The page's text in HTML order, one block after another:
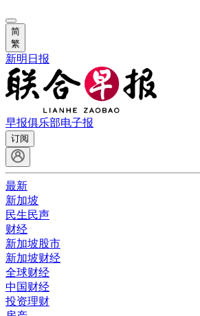
简
繁
新明日报
早报俱乐部电子报
订阅
最新
新加坡
民生民声
财经
新加坡股市
新加坡财经
全球财经
中国财经
投资理财